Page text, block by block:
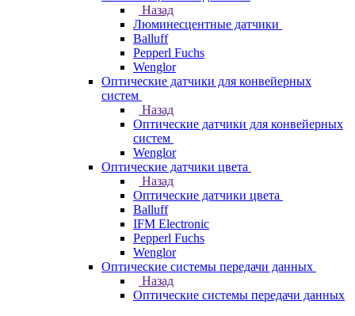
Назад
Люминесцентные датчики
Balluff
Pepperl Fuchs
Wenglor
Оптические датчики для конвейерных
систем
Назад
Оптические датчики для конвейерных
систем
Wenglor
Оптические датчики цвета
Назад
Оптические датчики цвета
Balluff
IFM Electronic
Pepperl Fuchs
Wenglor
Оптические системы передачи данных
Назад
Оптические системы передачи данных